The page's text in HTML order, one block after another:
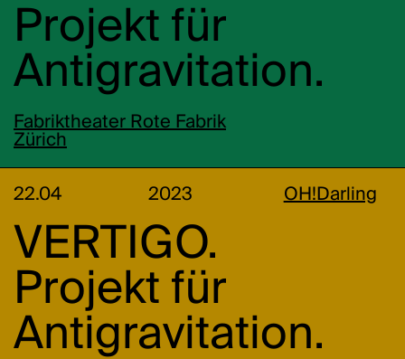
Projekt für
Antigravitation.
Fabriktheater Rote Fabrik
Zürich
22.04 2023 OH!Darling
VERTIGO.
Projekt für
Antigravitation.